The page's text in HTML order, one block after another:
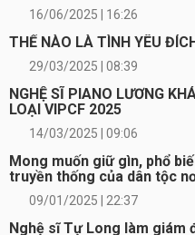
16/06/2025 | 16:26
THẾ NÀO LÀ TÌNH YÊU
29/03/2025 | 08:39
NGHỆ SĨ PIANO LƯƠNG
LOẠI VIPCF 2025
14/03/2025 | 09:06
Mong muốn giữ gìn, phổ
truyền thống của dân tộc
09/01/2025 | 22:37
Nghệ sĩ Tự Long làm giám